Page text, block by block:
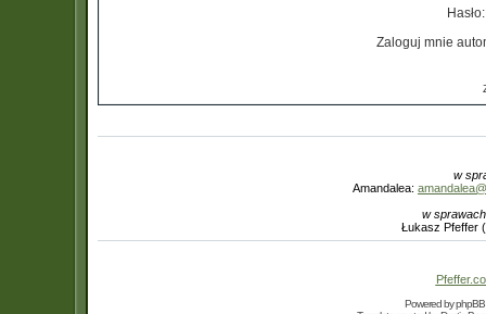
Hasło:
Zaloguj mnie
w
Amandalea:
w
Łukasz Pfeffer
Powered byphpBB